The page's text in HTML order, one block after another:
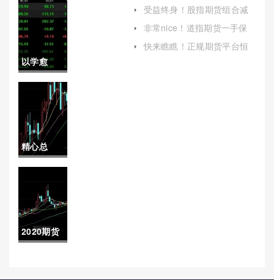
期货白银
期货手续
费(期货白
银交易手
续费多少)
以学愈
愚！国内
液化石油
气期货开
户(液化气
去哪里)
精心总
结！证临
会期指期
权手续费
(期权临时
2020期货
(2020期货
受益终身！股指期货组合减
效率和安全性）
非常nice！道指期货一手保
态和交易所公告）
快来瞧瞧！正规期货平台恒